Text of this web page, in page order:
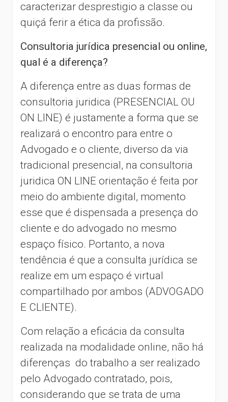
caracterizar desprestigio a classe ou
quiçá ferir a ética da profissão.
Consultoria jurídica presencial ou online,
qual é a diferença?
A diferença entre as duas formas de
consultoria juridica (PRESENCIAL OU
ON LINE) é justamente a forma que se
realizará o encontro para entre o
Advogado e o cliente, diverso da via
tradicional presencial, na consultoria
juridica ON LINE orientação é feita por
meio do ambiente digital, momento
esse que é dispensada a presença do
cliente e do advogado no mesmo
espaço físico. Portanto, a nova
tendência é que a consulta jurídica se
realize em um espaço é virtual
compartilhado por ambos (ADVOGADO
E CLIENTE).
Com relação a eficácia da consulta
realizada na modalidade online, não há
diferenças do trabalho a ser realizado
pelo Advogado contratado, pois,
considerando que se trata de uma